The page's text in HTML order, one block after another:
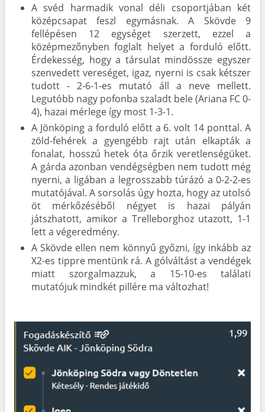
A svéd harmadik vonal déli csoportjában két
középcsapat feszl egymásnak. A Skövde 9
fellépésen 12 egységet szerzett, ezzel a
középmezőnyben foglalt helyet a forduló előtt.
Érdekesség, hogy a társulat mindössze egyszer
szenvedett vereséget, igaz, nyerni is csak kétszer
tudott - 2-6-1-es mutató áll a neve mellett.
Legutóbb nagy pofonba szaladt bele (Ariana FC 0-
4), hazai mérlege így most 1-3-1.
A Jönköping a forduló előtt a 6. volt 14 ponttal. A
zöld-fehérek a gyengébb rajt után elkapták a
fonalat, hosszú hetek óta őrzik veretlenségüket.
A gárda azonban vendégségben nem tudott még
nyerni, a ligában a legrosszabb túrázó a 0-2-2-es
mutatójával. A sorsolás úgy hozta, hogy az utolsó
öt mérkőzéséből négyet is hazai pályán
játszhatott, amikor a Trelleborghoz utazott, 1-1
lett a végeredmény.
A Skövde ellen nem könnyű győzni, így inkább az
X2-es tippre mentünk rá. A gólváltást a vendégek
miatt szorgalmazzuk, a 15-10-es találati
mutatójuk mindkét pillére ma változhat!